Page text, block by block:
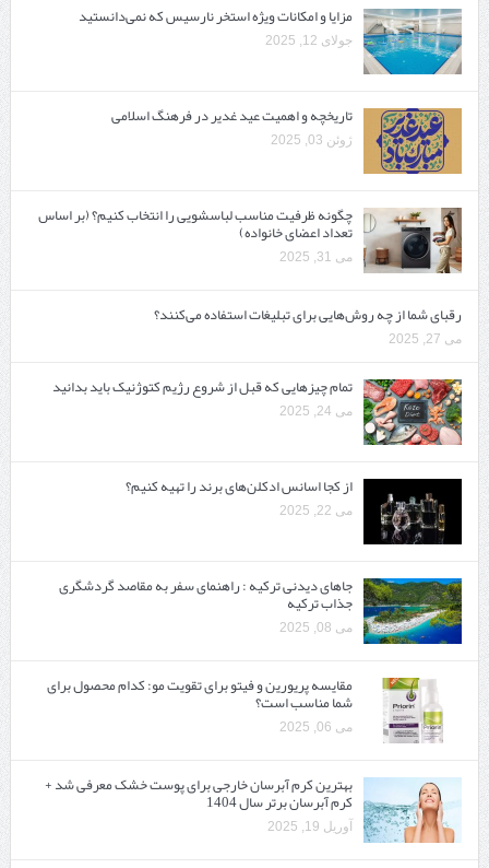
مزایا و امکانات ویژه استخر نارسیس که نمی‌دانستید
جولای 12, 2025
تاریخچه و اهمیت عید غدیر در فرهنگ اسلامی
ژوئن 03, 2025
چگونه ظرفیت مناسب لباسشویی را انتخاب کنیم؟ (بر اساس
تعداد اعضای خانواده)
می 31, 2025
رقبای شما از چه روش‌هایی برای تبلیغات استفاده می‌کنند؟
می 27, 2025
تمام چیزهایی که قبل از شروع رژیم کتوژنیک باید بدانید‎
می 24, 2025
از کجا اسانس ادکلن‌های برند را تهیه کنیم؟
می 22, 2025
جاهای دیدنی ترکیه : راهنمای سفر به مقاصد گردشگری
جذاب ترکیه
می 08, 2025
مقایسه پریورین و فیتو برای تقویت مو: کدام محصول برای
شما مناسب است؟
می 06, 2025
بهترین کرم آبرسان خارجی برای پوست خشک معرفی شد +
کرم آبرسان برتر سال 1404
آوریل 19, 2025